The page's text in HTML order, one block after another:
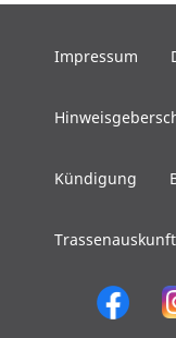
Impressum
Kündigung
Trassenauskunft